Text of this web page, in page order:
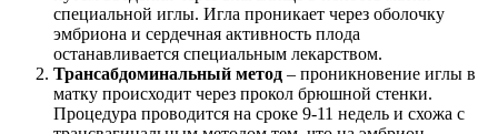
специальной иглы. Игла проникает через оболочку
эмбриона и сердечная активность плода
останавливается специальным лекарством.
Трансабдоминальный метод – проникновение иглы в
матку происходит через прокол брюшной стенки.
Процедура проводится на сроке 9-11 недель и схожа с